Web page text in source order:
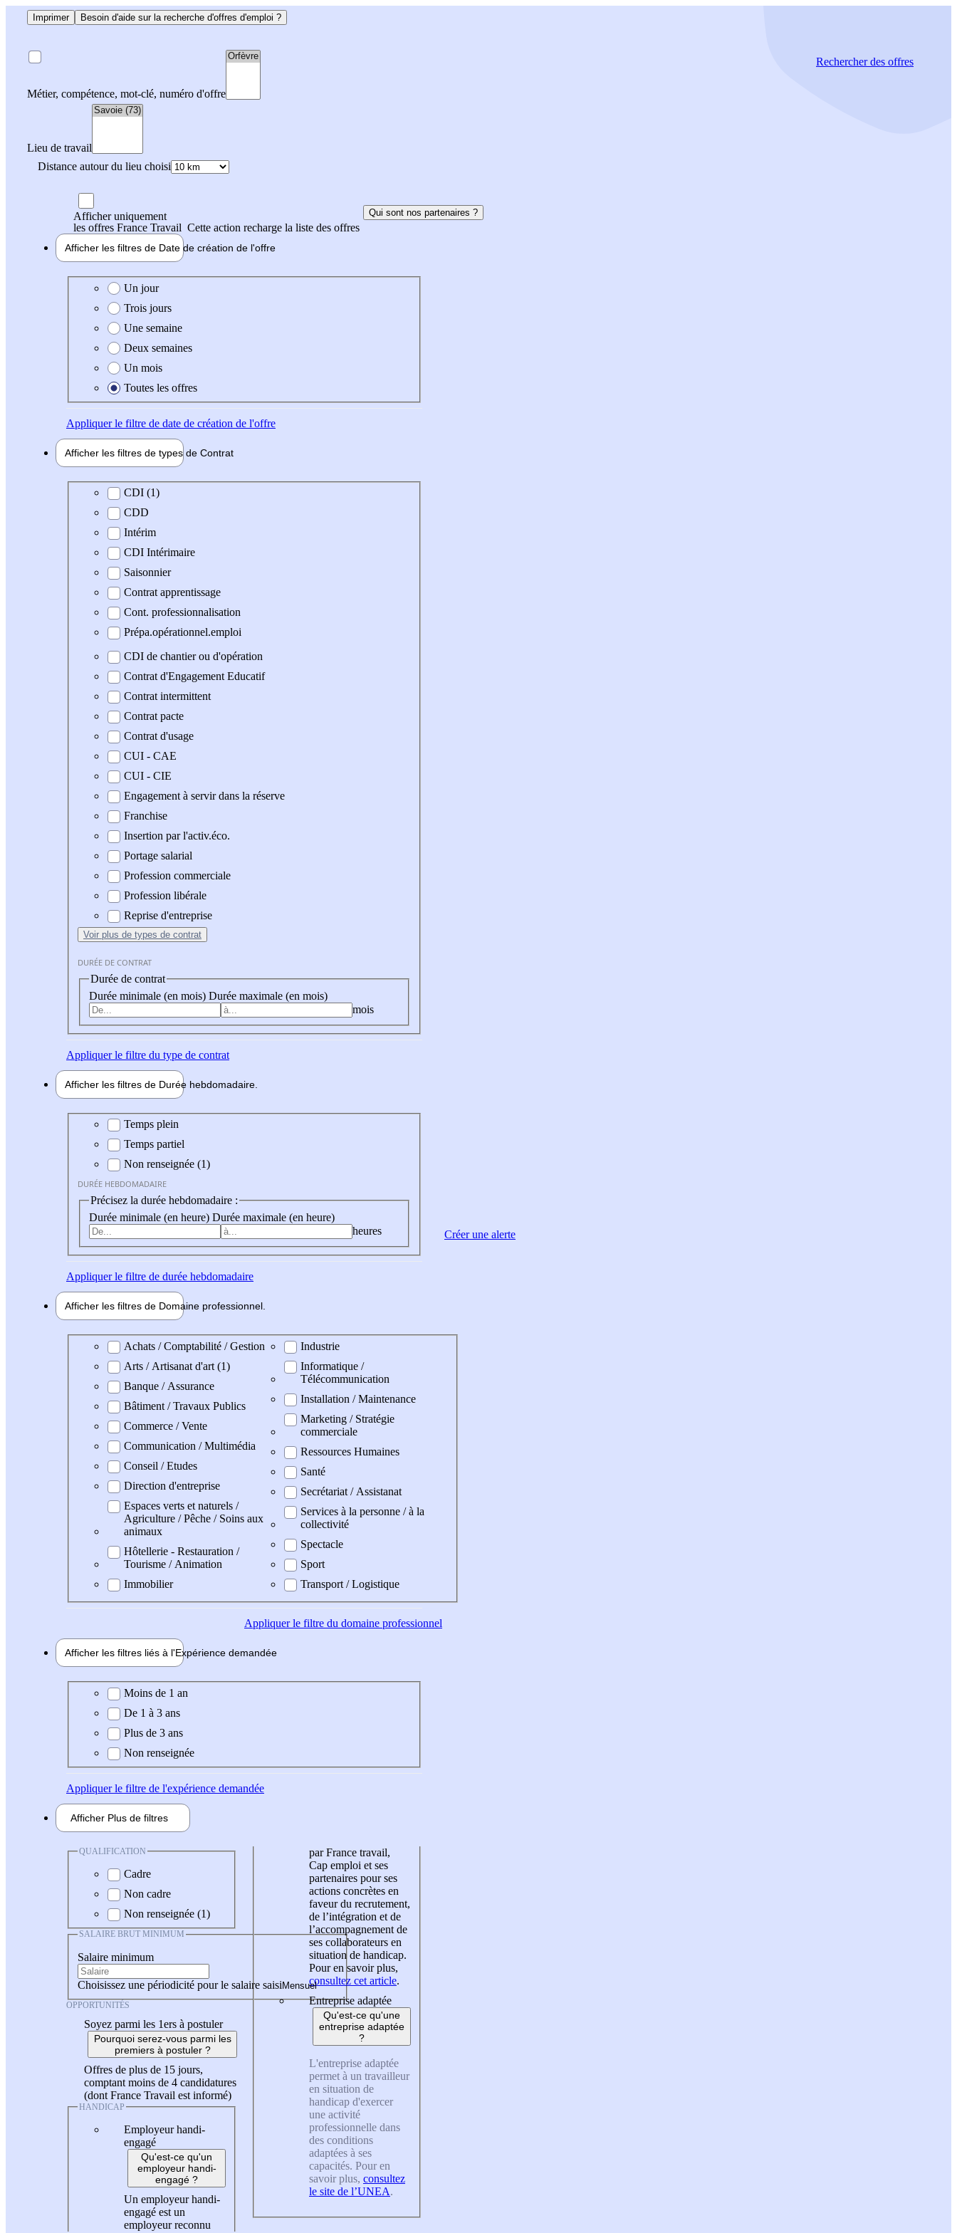
Imprimer Besoin d'aide sur la recherche d'offres d'emploi ?
Métier, compétence, mot-clé, numéro d'offre
Lieu de travail
Distance autour du lieu choisi
Rechercherdes offres
Afficher uniquement
les offres France Travail Cette action recharge la liste des offres
Qui sont nos partenaires ?
Afficher les filtres de Date de création de l'offre
Date de création de l'offre
Un jour
Trois jours
Une semaine
Deux semaines
Un mois
Toutes les offres
Appliquerle filtre de date de création de l'offre
Afficher les filtres de types de Contrat
Type de contrat
CDI (1)
CDD
Intérim
CDI Intérimaire
Saisonnier
Contrat apprentissage
Cont. professionnalisation
Prépa.opérationnel.emploi
CDI de chantier ou d'opération
Contrat d'Engagement Educatif
Contrat intermittent
Contrat pacte
Contrat d'usage
CUI - CAE
CUI - CIE
Engagement à servir dans la réserve
Franchise
Insertion par l'activ.éco.
Portage salarial
Profession commerciale
Profession libérale
Reprise d'entreprise
Voir plus de types de contrat
DURÉE DE CONTRAT
Durée de contrat
Durée minimale (en mois) Durée maximale (en mois)
mois
Appliquerle filtre du type de contrat
Afficher les filtres de Durée hebdomadaire
Durée hebdomadaire
Temps plein
Temps partiel
Non renseignée (1)
DURÉE HEBDOMADAIRE
Précisez la durée hebdomadaire :
Durée minimale (en heure) Durée maximale (en heure)
heures
Appliquerle filtre de durée hebdomadaire
Afficher les filtres de Domaine professionnel
Domaine professionel
Achats / Comptabilité / Gestion
Arts / Artisanat d'art (1)
Banque / Assurance
Bâtiment / Travaux Publics
Commerce / Vente
Communication / Multimédia
Conseil / Etudes
Direction d'entreprise
Espaces verts et naturels /
Agriculture / Pêche / Soins aux
animaux
Hôtellerie - Restauration /
Tourisme / Animation
Immobilier
Industrie
Informatique /
Télécommunication
Installation / Maintenance
Marketing / Stratégie
commerciale
Ressources Humaines
Santé
Secrétariat / Assistanat
Services à la personne / à la
collectivité
Spectacle
Sport
Transport / Logistique
Appliquerle filtre du domaine professionnel
Afficher les filtres liés à l'Expérience demandée
Expérience demandée
Moins de 1 an
De 1 à 3 ans
Plus de 3 ans
Non renseignée
Appliquerle filtre de l'expérience demandée
Afficher Plus de filtres
QUALIFICATION
Cadre
Non cadre
Non renseignée (1)
SALAIRE BRUT MINIMUM
Salaire minimum
Choisissez une périodicité pour le salaire saisi
OPPORTUNITÉS
Soyez parmi les 1ers à postuler
Pourquoi serez-vous parmi les
premiers à postuler ?
Offres de plus de 15 jours,
comptant moins de 4 candidatures
(dont France Travail est informé)
HANDICAP
Employeur handi-
engagé
Qu'est-ce qu'un
employeur handi-
engagé ?
Un employeur handi-
engagé est un
employeur reconnu
par France travail,
Cap emploi et ses
partenaires pour ses
actions concrètes en
faveur du recrutement,
de l’intégration et de
l’accompagnement de
ses collaborateurs en
situation de handicap.
Pour en savoir plus,
consultez cet article.
Entreprise adaptée
Qu'est-ce qu'une
entreprise adaptée
?
L'entreprise adaptée
permet à un travailleur
en situation de
handicap d'exercer
une activité
professionnelle dans
des conditions
adaptées à ses
capacités. Pour en
savoir plus, consultez
le site de l’UNEA.
Créer une alerte